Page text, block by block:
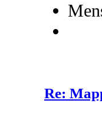
Re: